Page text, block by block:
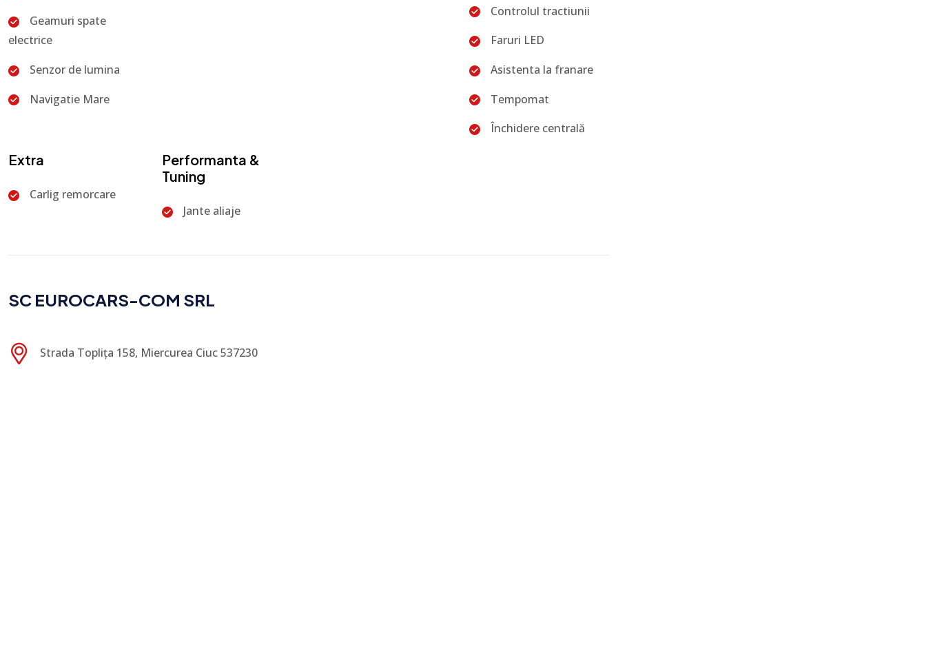
Geamuri spate
electrice
Senzor de lumina
Navigatie Mare
Controlul tractiunii
Faruri LED
Asistenta la franare
Tempomat
Închidere centrală
Extra
Carlig remorcare
Performanta &
Tuning
Jante aliaje
SC EUROCARS-COM SRL
Strada Toplița 158, Miercurea Ciuc 537230